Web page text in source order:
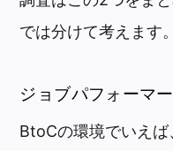
では分けて考えます。
ジョブパフォーマー
BtoCの環境でいえば